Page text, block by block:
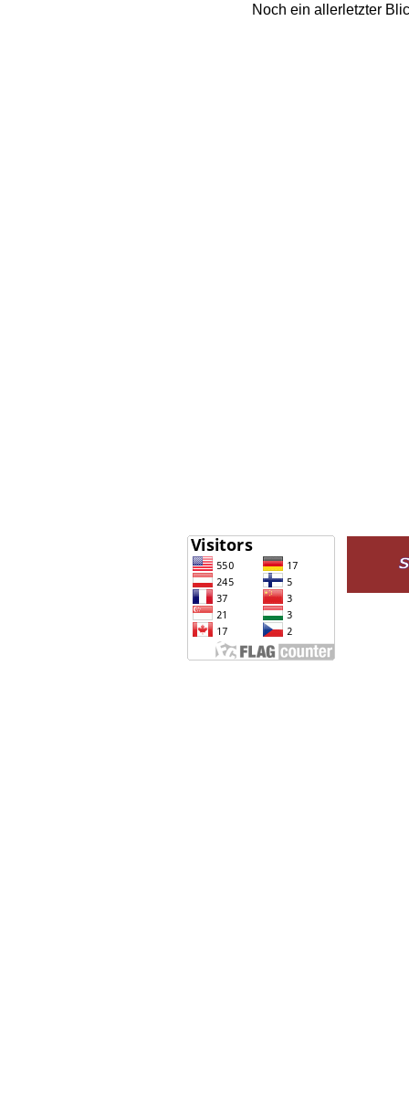
Noch ein allerletzter